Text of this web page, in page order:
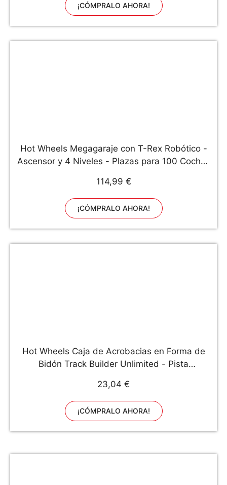
¡CÓMPRALO AHORA!
Hot Wheels Megagaraje con T-Rex Robótico -
Ascensor y 4 Niveles - Plazas para 100 Coches
Niños de 3+ Años
114,99 €
¡CÓMPRALO AHORA!
Hot Wheels Caja de Acrobacias en Forma de
Bidón Track Builder Unlimited - Pista
para Niños de 6+ Años
23,04 €
¡CÓMPRALO AHORA!